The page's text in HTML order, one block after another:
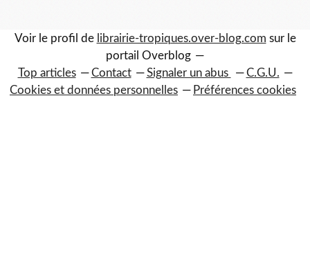
Voir le profil de librairie-tropiques.over-blog.com sur le
portail Overblog
Top articles
Contact Signaler un abus
C.G.U.
Cookies et données personnelles
Préférences cookies